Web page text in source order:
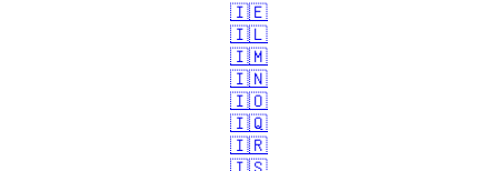
🇮🇪
🇮🇱
🇮🇲
🇮🇳
🇮🇴
🇮🇶
🇮🇷